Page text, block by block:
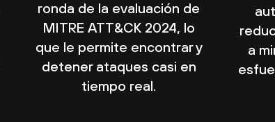
ronda de la evaluación de
MITRE ATT&CK 2024, lo
que le permite encontrar y
detener ataques casi en
tiempo real.
a